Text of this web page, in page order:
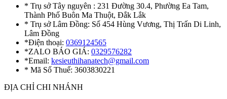
* Trụ sở Tây nguyên : 231 Đường 30.4, Phường Ea Tam,
Thành Phố Buôn Ma Thuột, Đắk Lắk
* Trụ sở Lâm Đồng: Số 454 Hùng Vương, Thị Trấn Di Linh,
Lâm Đồng
*Điện thoại: 0369124565
*ZALO BÁO GIÁ: 0329576282
*Email: kesieuthihanatech@gmail.com
* Mã Số Thuế: 3603830221
ĐỊA CHỈ CHI NHÁNH